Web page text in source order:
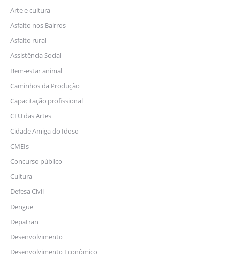
Arte e cultura
Asfalto nos Bairros
Asfalto rural
Assistência Social
Bem-estar animal
Caminhos da Produção
Capacitação profissional
CEU das Artes
Cidade Amiga do Idoso
CMEIs
Concurso público
Cultura
Defesa Civil
Dengue
Depatran
Desenvolvimento
Desenvolvimento Econômico